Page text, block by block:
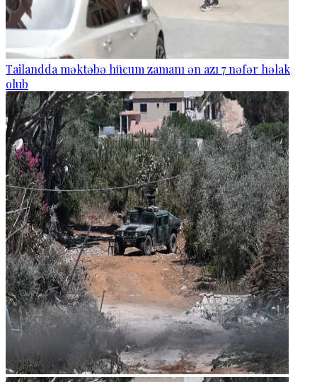
Tailandda məktəbə hücum zamanı ən azı 7 nəfər həlak
olub